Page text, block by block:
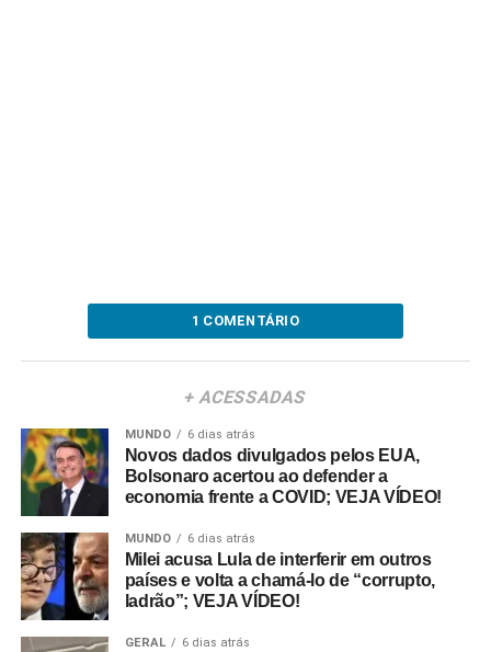
1 COMENTÁRIO
+ ACESSADAS
MUNDO 6 dias atrás
Novos dados divulgados pelos EUA,
Bolsonaro acertou ao defender a
economia frente a COVID; VEJA VÍDEO!
MUNDO 6 dias atrás
Milei acusa Lula de interferir em outros
países e volta a chamá-lo de “corrupto,
ladrão”; VEJA VÍDEO!
GERAL 6 dias atrás